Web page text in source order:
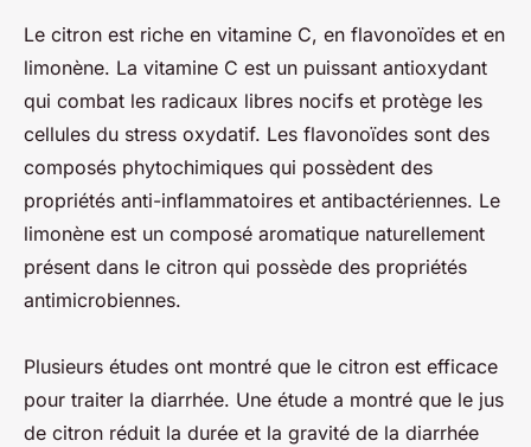
Le citron est riche en vitamine C, en flavonoïdes et en
limonène. La vitamine C est un puissant antioxydant
qui combat les radicaux libres nocifs et protège les
cellules du stress oxydatif. Les flavonoïdes sont des
composés phytochimiques qui possèdent des
propriétés anti-inflammatoires et antibactériennes. Le
limonène est un composé aromatique naturellement
présent dans le citron qui possède des propriétés
antimicrobiennes.
Plusieurs études ont montré que le citron est efficace
pour traiter la diarrhée. Une étude a montré que le jus
de citron réduit la durée et la gravité de la diarrhée